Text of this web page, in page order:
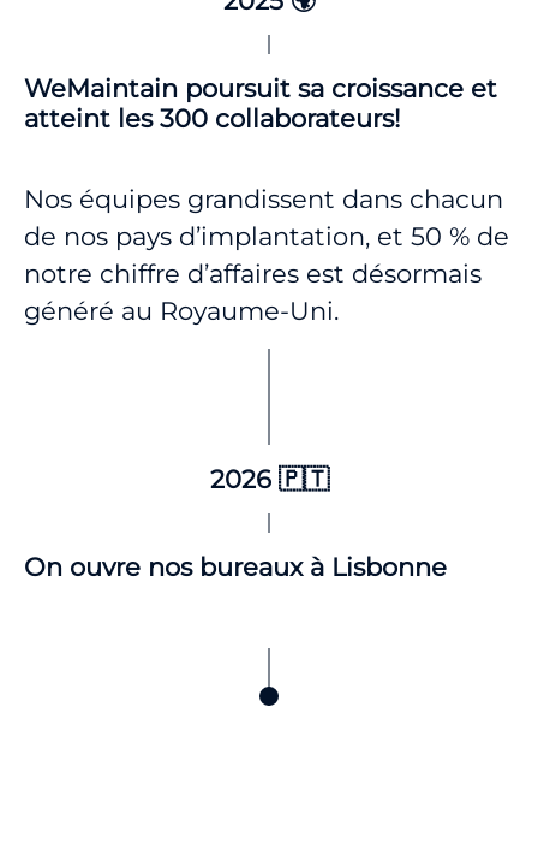
WeMaintain poursuit sa croissance et
atteint les 300 collaborateurs!
Nos équipes grandissent dans chacun
de nos pays d’implantation, et 50 % de
notre chiffre d’affaires est désormais
généré au Royaume-Uni.
2026 🇵🇹
On ouvre nos bureaux à Lisbonne